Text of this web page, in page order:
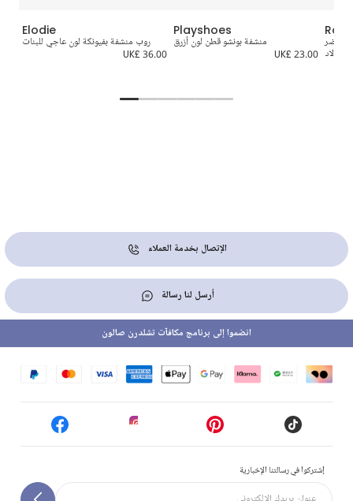
Elodie
روب منشفة بفيونكة لون عاجي للبنات
UK£ 36.00
Playshoes
منشفة بونشو قطن لون أزرق
UK£ 23.00
وأخضر
للأولاد
الإتصال بخدمة العملاء
أرسل لنا رسالة
إشتركوا في رسالتنا الإخبارية
انضموا إلى برنامج مكافآت تشلدرن صالون